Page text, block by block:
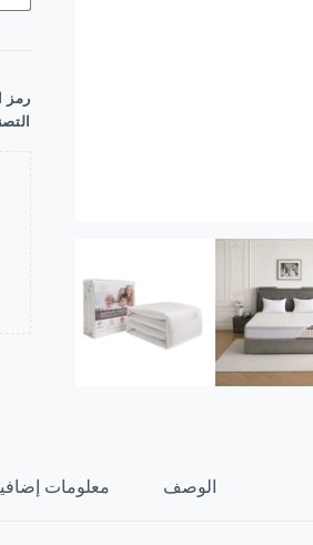
رمز
الوصف معلومات